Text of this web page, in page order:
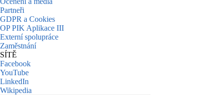
Partneři
GDPR a Cookies
OP PIK Aplikace III
Externí spolupráce
Zaměstnání
SÍTĚ
Facebook
YouTube
LinkedIn
Wikipedia